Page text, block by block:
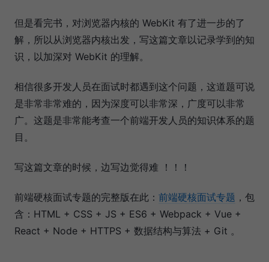
但是看完书，对浏览器内核的 WebKit 有了进一步的了
解，所以从浏览器内核出发，写这篇文章以记录学到的知
识，以加深对 WebKit 的理解。
相信很多开发人员在面试时都遇到这个问题，这道题可说
是非常非常难的，因为深度可以非常深，广度可以非常
广。这题是非常能考查一个前端开发人员的知识体系的题
目。
写这篇文章的时候，边写边觉得难 ！！！
前端硬核面试专题的完整版在此： 前端硬核面试专题 ，包
含：HTML + CSS + JS + ES6 + Webpack + Vue +
React + Node + HTTPS + 数据结构与算法 + Git 。